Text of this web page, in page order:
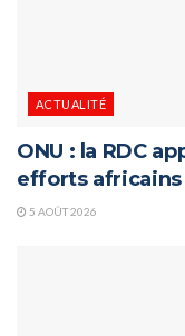
ACTUALITÉ
ONU : la RDC
efforts
5 AOÛT 2026